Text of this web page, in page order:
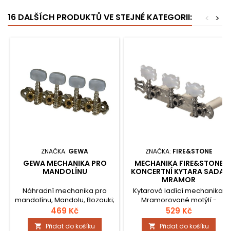
16 DALŠÍCH PRODUKTŮ VE STEJNÉ KATEGORII: >
<
ZNAČKA: GEWA
GEWA MECHANIKA PRO
MANDOLÍNU
Náhradní mechanika pro
mandolínu, Mandolu, Bozouki;
dodání pouze v sadě; nikl.
469 Kč
 Přidat do košíku
ZNAČKA: FIRE&STONE
MECHANIKA FIRE&STONE
KONCERTNÍ KYTARA SADA,
MRAMOR
Kytarová ladící mechanika;
Mramorované motýlí -
knoflíky; Poniklované, s lyrou;
Nylon-hřídele, průměr 10 mm;
529 Kč
 Přidat do košíku